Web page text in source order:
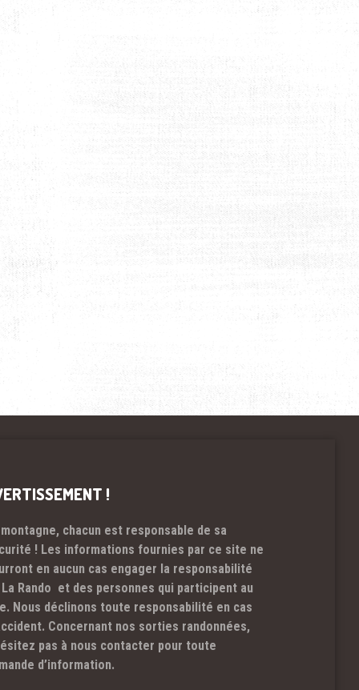
!
montagne, chacun est responsable de sa
! Les informations fournies par ce site ne
en aucun cas engager la responsabilité
Rando et des personnes qui participent au
Nous déclinons toute responsabilité en cas
Concernant nos sorties randonnées,
pas à nous contacter pour toute
d’information.